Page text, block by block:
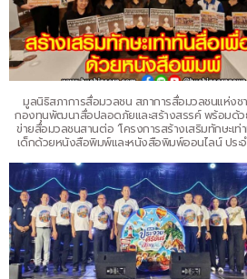
มูลนิธิสภาการสื่อมวลชน สภาการสื่อมวลชนแห่งช
กองทุนพัฒนาสื่อปลอดภัยและสร้างสรรค์ พร้อมด้ว
ข่ายสื่อมวลชนสานต่อ ‘โครงการสร้างเสริมทักษะเท่
เด็กด้วยหนังสือพิมพ์และหนังสือพิมพ์ออนไลน์ ประจ